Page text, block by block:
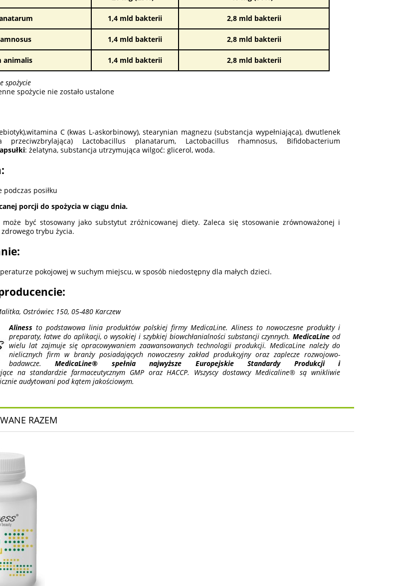
1,4 mld bakterii 2,8 mld bakterii
1,4 mld bakterii 2,8 mld bakterii
animalis 1,4 mld bakterii 2,8 mld bakterii
spożycie
spożycie nie zostało ustalone
C (kwas L-askorbinowy), stearynian magnezu (substancja wypełniająca), dwutlenek
przeciwzbrylająca) Lactobacillus planatarum, Lactobacillus rhamnosus, Bifidobacterium
: żelatyna, substancja utrzymująca wilgoć: glicerol, woda.
podczas posiłku
porcji do spożycia w ciągu dnia.
być stosowany jako substytut zróżnicowanej diety. Zaleca się stosowanie zrównoważonej i
trybu życia.
pokojowej w suchym miejscu, w sposób niedostępny dla małych dzieci.
Ostrówiec 150, 05-480 Karczew
Aliness to podstawowa linia produktów polskiej firmy MedicaLine. Aliness to nowoczesne produkty i
preparaty, łatwe do aplikacji, o wysokiej i szybkiej biowchłanialności substancji czynnych.MedicaLine od
wielu lat zajmuje się opracowywaniem zaawansowanych technologii produkcji. MedicaLine należy do
nielicznych firm w branży posiadających nowoczesny zakład produkcyjny oraz zaplecze rozwojowo-
badawcze.MedicaLine® spełnia najwyższe Europejskie Standardy Produkcji i
na standardzie farmaceutycznym GMP oraz HACCP. Wszyscy dostawcy Medicaline® są wnikliwie
audytowani pod kątem jakościowym.
RAZEM